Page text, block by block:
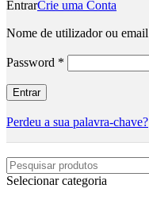
EntrarCrie uma Conta
Nome de utilizador ou email
Password *
Entrar
Perdeu a sua palavra-chave?
Selecionar categoria